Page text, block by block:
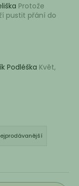
Protože
pustit přání do
Podléška Květ,